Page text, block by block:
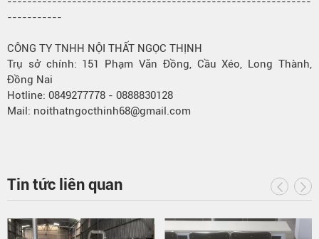
-----------
CÔNG TY TNHH NỘI THẤT NGỌC THỊNH
Trụ sở chính: 151 Phạm Văn Đồng, Cầu Xéo, Long Thành,
Đồng Nai
Hotline: 0849277778 - 0888830128
Mail: noithatngocthinh68@gmail.com
Tin tức liên quan